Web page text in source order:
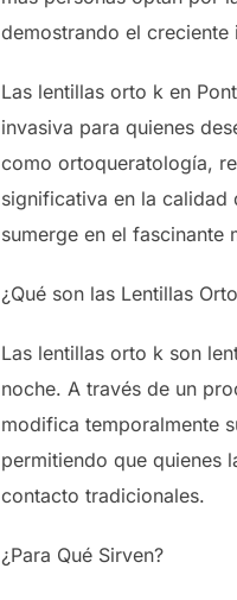
demostrando el
Las lentillas orto k en
invasiva para quienes
como ortoqueratología,
significativa en la calidad
sumerge en el
¿Qué son las Lentillas
Las lentillas orto k son
noche. A través de un
modifica temporalmente
permitiendo que quienes
contacto tradicionales.
¿Para Qué Sirven?